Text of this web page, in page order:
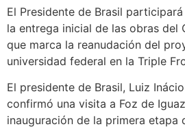
El Presidente de Brasil
la entrega inicial de las obras del
que marca la reanudación del
universidad federal en la Triple
El presidente de Brasil, Luiz
confirmó una visita a Foz de
inauguración de la primera etapa